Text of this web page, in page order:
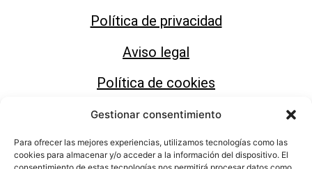
Gestionar consentimiento
Para ofrecer las mejores experiencias, utilizamos tecnologías como las
cookies para almacenar y/o acceder a la información del dispositivo. El
Política de privacidad
Aviso legal
Política de cookies